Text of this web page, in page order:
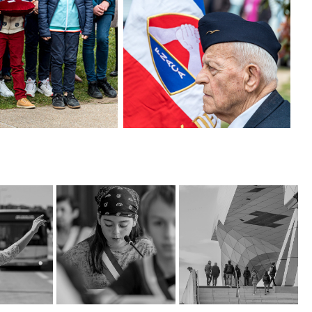
en
sur les
liés
en
la
Conseil Municipal
des Enfants
Réalisation d'un
reportage sur le
Conseil Municipal
des Enfants (CME) de
la ville d'Oullins à
l'occasion du dernier
conseil de l'année
dans les locaux de la
Mairie - Oullins,
Reportage photo
corporate complet
sur le Musée des
Confluences,
expositions,
intérieur, extérieur,
activités, photos
d'ambiance... Afin de
renouveller la
banque d'images du
Musée - Lyon, France